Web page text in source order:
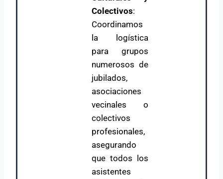
Colectivos:
Coordinamos
la logística
para grupos
numerosos de
jubilados,
asociaciones
vecinales o
colectivos
profesionales,
asegurando
que todos los
asistentes